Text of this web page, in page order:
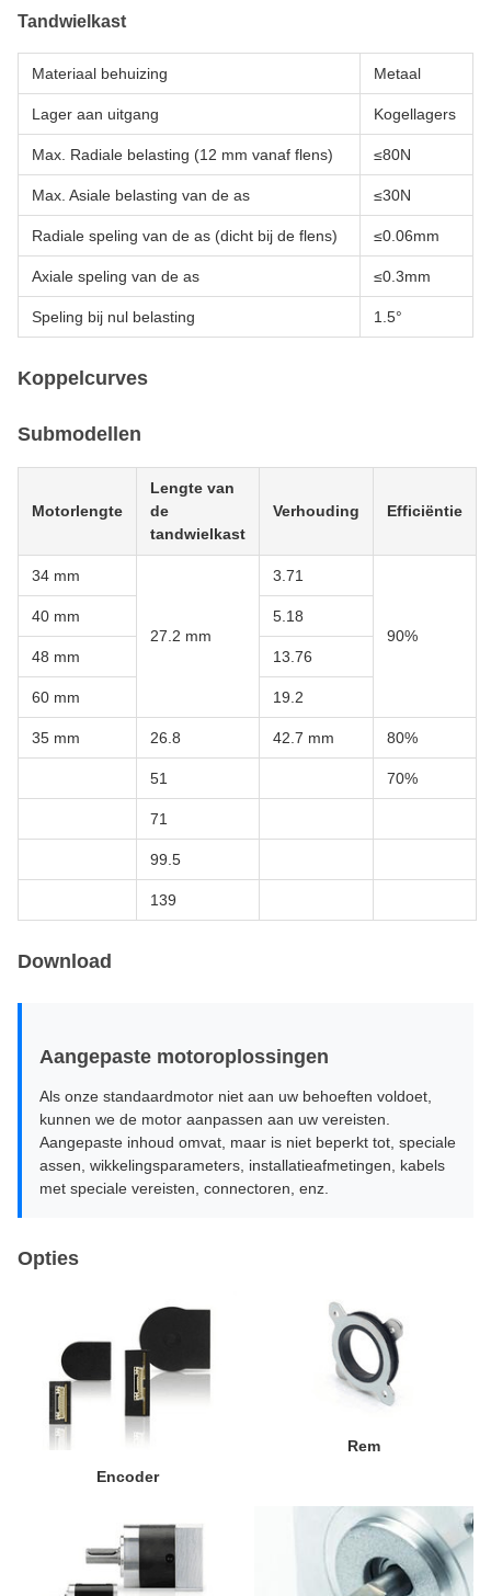
Tandwielkast
Materiaal behuizing Metaal
Lager aan uitgang Kogellagers
Max. Radiale belasting (12 mm vanaf flens) ≤80N
Max. Asiale belasting van de as ≤30N
Radiale speling van de as (dicht bij de flens) ≤0.06mm
Axiale speling van de as ≤0.3mm
Speling bij nul belasting 1.5°
Koppelcurves
Submodellen
Motorlengte
Lengte van
de
tandwielkast
Verhouding Efficiëntie
34 mm
27.2 mm
3.71
90%
40 mm 5.18
48 mm 13.76
60 mm 19.2
35 mm 26.8 42.7 mm 80%
51 70%
71
99.5
139
Download
Aangepaste motoroplossingen
Als onze standaardmotor niet aan uw behoeften voldoet,
kunnen we de motor aanpassen aan uw vereisten.
Aangepaste inhoud omvat, maar is niet beperkt tot, speciale
assen, wikkelingsparameters, installatieafmetingen, kabels
met speciale vereisten, connectoren, enz.
Opties
Encoder
Rem